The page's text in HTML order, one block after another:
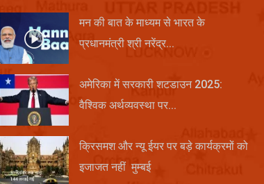
मन की बात के माध्यम से भारत के
प्रधानमंत्री श्री नरेंद्र...
अमेरिका में सरकारी शटडाउन 2025:
वैश्विक अर्थव्यवस्था पर...
क्रिसमश और न्यू ईयर पर बड़े कार्यक्रमों को
इजाजत नहीं मुम्बई